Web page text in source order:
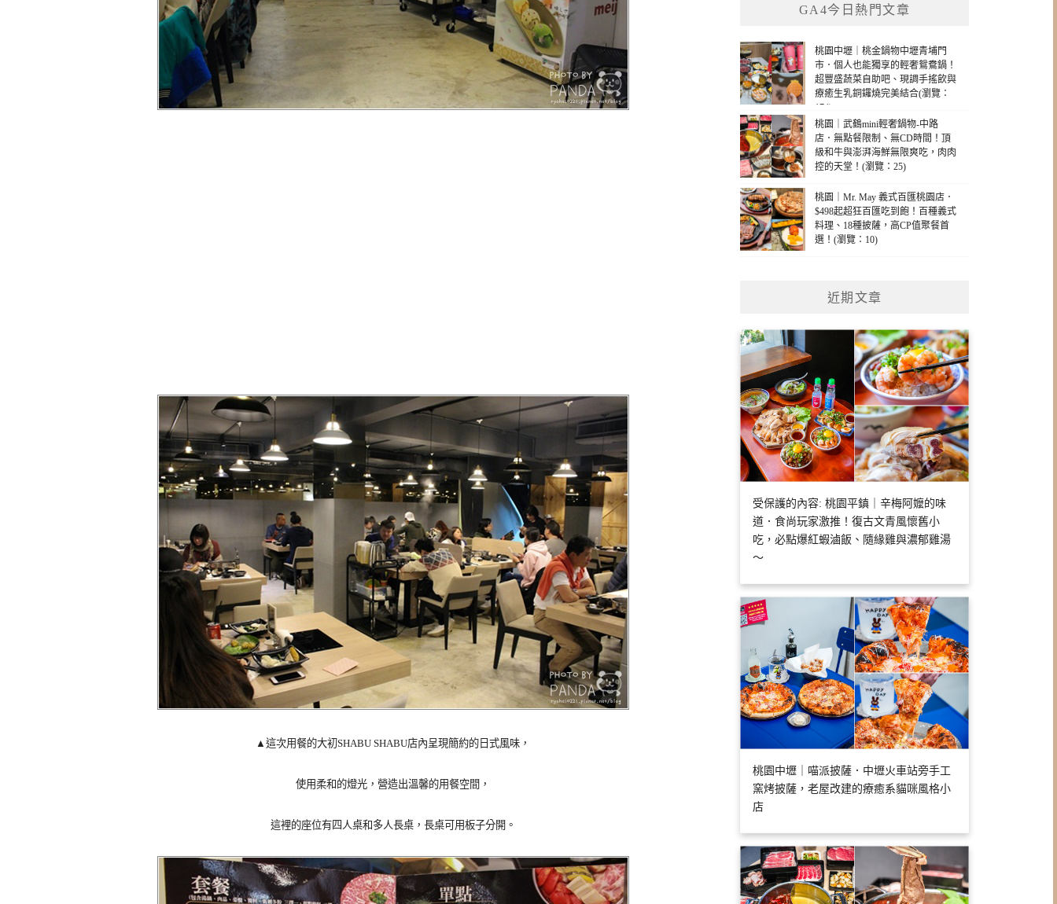
▲這次用餐的大初SHABU SHABU店內呈現簡約的日式風味，
使用柔和的燈光，營造出溫馨的用餐空間，
這裡的座位有四人桌和多人長桌， 長桌可用板子分開。
GA4今日熱門文章
桃園中壢｜桃金鍋物中壢青埔門
市．個人也能獨享的輕奢鴛鴦鍋！
超豐盛蔬菜自助吧、現調手搖飲與
療癒生乳銅鑼燒完美結合(瀏覽：
174)
桃園｜武鶴mini輕奢鍋物-中路
店．無點餐限制、無CD時間！頂
級和牛與澎湃海鮮無限爽吃，肉肉
控的天堂！(瀏覽：25)
桃園｜Mr. May 義式百匯桃園店．
$498起超狂百匯吃到飽！百種義式
料理、18種披薩，高CP值聚餐首
選！(瀏覽：10)
近期文章
受保護的內容: 桃園平鎮｜辛梅阿嬤的味
道．食尚玩家激推！復古文青風懷舊小
吃，必點爆紅蝦滷飯、隨緣雞與濃郁雞湯
～
桃園中壢｜喵派披薩．中壢火車站旁手工
窯烤披薩，老屋改建的療癒系貓咪風格小
店